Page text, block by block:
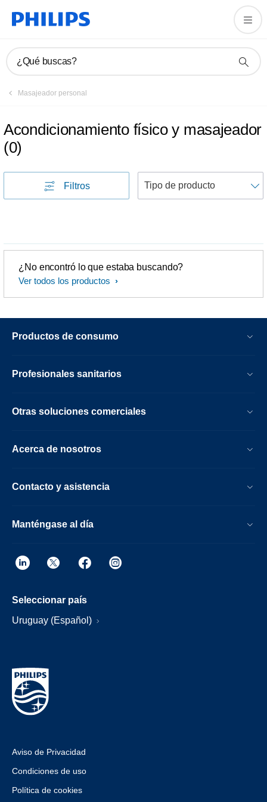
¿Qué buscas?
Masajeador personal
Acondicionamiento físico y masajeador
(0)
Filtros
¿No encontró lo que estaba buscando?
Ver todos los productos
Productos de consumo
Profesionales sanitarios
Otras soluciones comerciales
Acerca de nosotros
Contacto y asistencia
Manténgase al día
Seleccionar país
Uruguay (Español)
Aviso de Privacidad
Condiciones de uso
Política de cookies